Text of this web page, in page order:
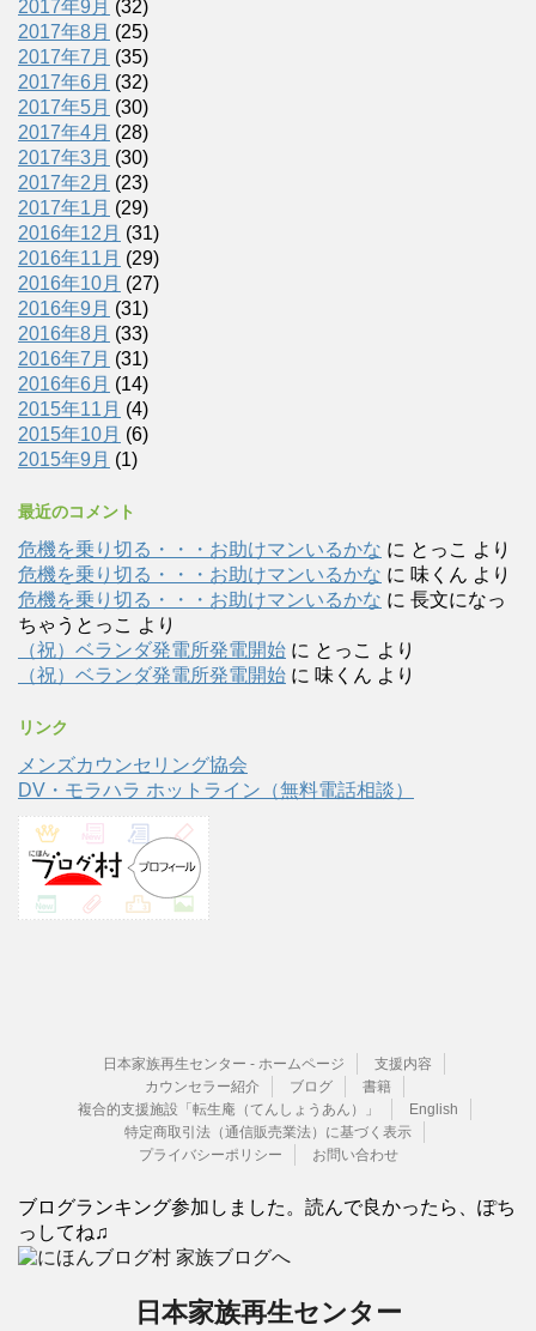
2017年9月 (32)
2017年8月 (25)
2017年7月 (35)
2017年6月 (32)
2017年5月 (30)
2017年4月 (28)
2017年3月 (30)
2017年2月 (23)
2017年1月 (29)
2016年12月 (31)
2016年11月 (29)
2016年10月 (27)
2016年9月 (31)
2016年8月 (33)
2016年7月 (31)
2016年6月 (14)
2015年11月 (4)
2015年10月 (6)
2015年9月 (1)
最近のコメント
危機を乗り切る・・・お助けマンいるかな に とっこ より
危機を乗り切る・・・お助けマンいるかな に 味くん より
危機を乗り切る・・・お助けマンいるかな に 長文になっ
ちゃうとっこ より
（祝）ベランダ発電所発電開始 に とっこ より
（祝）ベランダ発電所発電開始 に 味くん より
リンク
メンズカウンセリング協会
DV・モラハラ ホットライン（無料電話相談）
日本家族再生センター - ホームページ
支援内容
カウンセラー紹介
ブログ
書籍
複合的支援施設「転生庵（てんしょうあん）」
English
特定商取引法（通信販売業法）に基づく表示
プライバシーポリシー
お問い合わせ
ブログランキング参加しました。読んで良かったら、ぽち
っしてね♫
日本家族再生センター